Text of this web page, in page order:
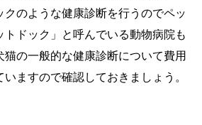
クのような健康診断を行うのでペッ
トドック」と呼んでいる動物病院も
猫の一般的な健康診断について費用
ますので確認しておきましょう。